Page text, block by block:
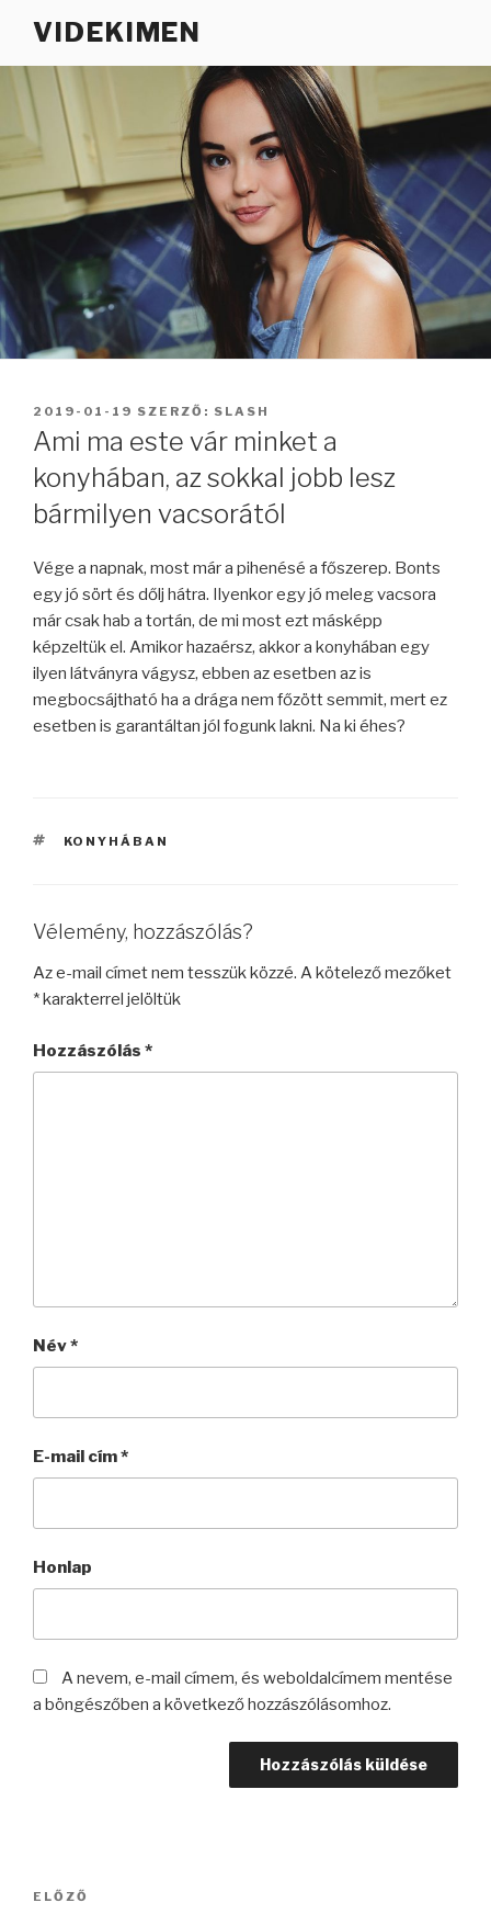
VIDEKIMEN
BEKÜLDVE:
2019-01-19 SZERZŐ: SLASH
Ami ma este vár minket a
konyhában, az sokkal jobb lesz
bármilyen vacsorától
Vége a napnak, most már a pihenésé a főszerep. Bonts
egy jó sört és dőlj hátra. Ilyenkor egy jó meleg vacsora
már csak hab a tortán, de mi most ezt másképp
képzeltük el. Amikor hazaérsz, akkor a konyhában egy
ilyen látványra vágysz, ebben az esetben az is
megbocsájtható ha a drága nem főzött semmit, mert ez
esetben is garantáltan jól fogunk lakni. Na ki éhes?
CÍMKÉK
KONYHÁBAN
Vélemény, hozzászólás?
Az e-mail címet nem tesszük közzé. A kötelező mezőket
* karakterrel jelöltük
Hozzászólás *
Név*
E-mail cím*
Honlap
A nevem, e-mail címem, és weboldalcímem mentése
a böngészőben a következő hozzászólásomhoz.
Bejegyzés
Korábbi
ELŐZŐ